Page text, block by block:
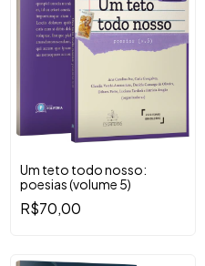
Um teto todo nosso:
poesias (volume 5)
R$70,00